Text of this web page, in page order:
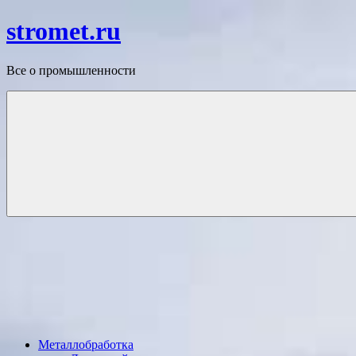
Перейти
к
stromet.ru
Все о промышленности
Металлобработка